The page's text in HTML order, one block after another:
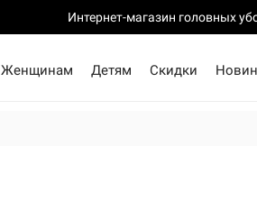
Интернет-магазин головных
Женщинам Детям Скидки